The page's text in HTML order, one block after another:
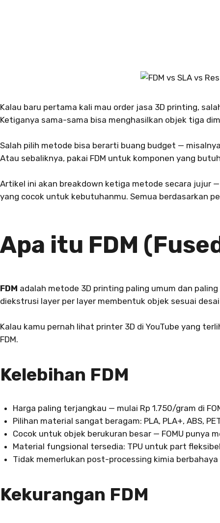
Kalau baru pertama kali mau order jasa 3D printing,
Ketiganya sama-sama bisa menghasilkan objek tiga
Salah pilih metode bisa berarti buang budget —
Atau sebaliknya, pakai FDM untuk komponen yang
Artikel ini akan breakdown ketiga metode secara jujur
yang cocok untuk kebutuhanmu. Semua berdasarkan
Apa itu FDM
FDM adalah metode 3D printing paling umum dan
diekstrusi layer per layer membentuk objek sesuai
Kalau kamu pernah lihat printer 3D di YouTube yang
FDM.
Kelebihan FDM
Harga paling terjangkau — mulai Rp 1.750/gram di
Pilihan material sangat beragam: PLA, PLA+, ABS,
Cocok untuk objek berukuran besar — FOMU punya
Material fungsional tersedia: TPU untuk part
Tidak memerlukan post-processing kimia berbahaya
Kekurangan FDM